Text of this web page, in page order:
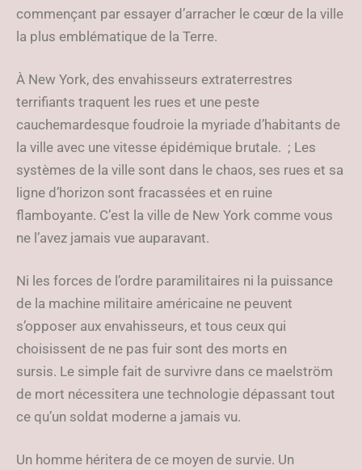
commençant par essayer d’arracher le cœur de la ville
la plus emblématique de la Terre.
À New York, des envahisseurs extraterrestres
terrifiants traquent les rues et une peste
cauchemardesque foudroie la myriade d’habitants de
la ville avec une vitesse épidémique brutale. ; Les
systèmes de la ville sont dans le chaos, ses rues et sa
ligne d’horizon sont fracassées et en ruine
flamboyante. C’est la ville de New York comme vous
ne l’avez jamais vue auparavant.
Ni les forces de l’ordre paramilitaires ni la puissance
de la machine militaire américaine ne peuvent
s’opposer aux envahisseurs, et tous ceux qui
choisissent de ne pas fuir sont des morts en
sursis. Le simple fait de survivre dans ce maelström
de mort nécessitera une technologie dépassant tout
ce qu’un soldat moderne a jamais vu.
Un homme héritera de ce moyen de survie. Un